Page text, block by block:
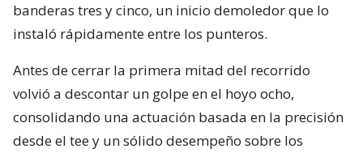
banderas tres y cinco, un inicio demoledor que lo
instaló rápidamente entre los punteros.
Antes de cerrar la primera mitad del recorrido
volvió a descontar un golpe en el hoyo ocho,
consolidando una actuación basada en la precisión
desde el tee y un sólido desempeño sobre los